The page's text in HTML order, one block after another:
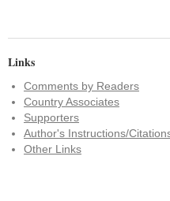
Links
Comments by Readers
Country Associates
Supporters
Author's Instructions/
Other Links